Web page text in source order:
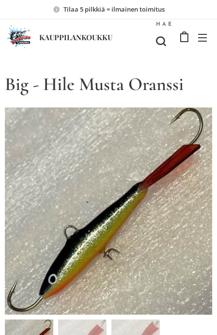
Tilaa 5 pilkkiä = ilmainen toimitus
KAUPPILANKOUKKU
HAE
Big - Hile Musta Oranssi